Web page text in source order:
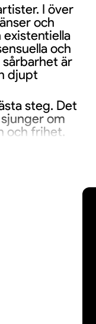
I över
och
och
är
djupt
steg. Det
om
och frihet.
och
dit genren